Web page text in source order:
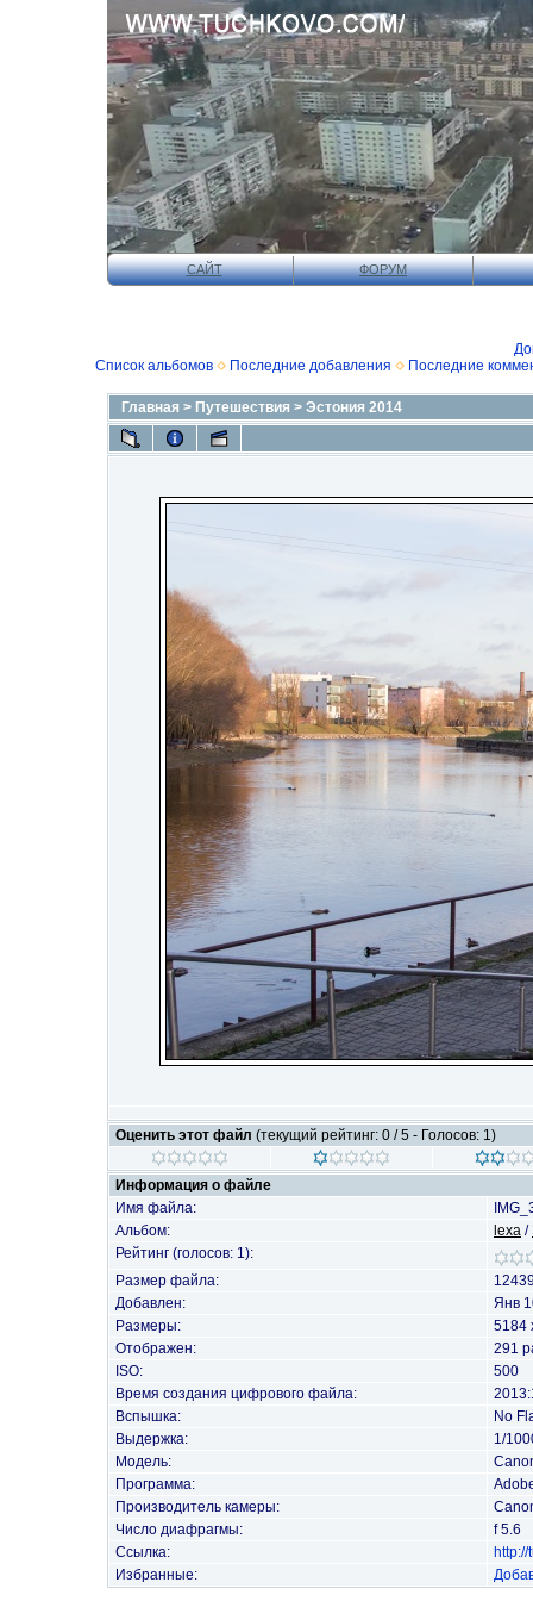
САЙТ ФОРУМ
Список альбомов
Последние добавления Последние
Главная > Путешествия > Эстония 2014
Оценить этот файл (текущий рейтинг: 0 / 5 - Голосов: 1)
Информация о файле
Имя файла:
Альбом:
lexa /
Рейтинг (голосов: 1):
Размер файла:
Добавлен:
Янв
Размеры:
5184
Отображен:
291
ISO:
500
Время создания цифрового файла:
Вспышка:
No
Выдержка:
1/
Модель:
Программа:
Производитель камеры:
Число диафрагмы:
f 5.6
Ссылка:
Избранные: